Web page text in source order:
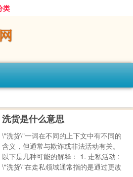
类
洗货是什么意思
\"洗货\"一词在不同的上下文中有不同的
含义，但通常与欺诈或非法活动有关。
以下是几种可能的解释： 1. 走私活动 :
\"洗货\"在走私领域通常指的是通过更改